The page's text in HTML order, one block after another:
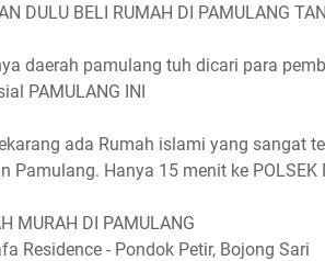
DULU BELI RUMAH DI PAMULANG
daerah pamulang tuh dicari para
PAMULANG INI
ada Rumah islami yang sangat
Pamulang. Hanya 15 menit ke POLSEK
MURAH DI PAMULANG
Residence - Pondok Petir, Bojong Sari